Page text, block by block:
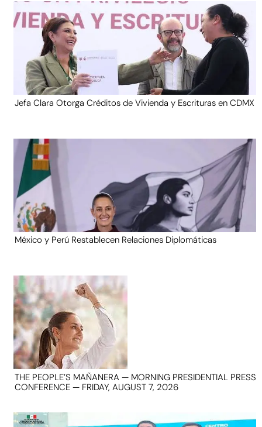
Jefa Clara Otorga Créditos de Vivienda y Escrituras en CDMX
México y Perú Restablecen Relaciones Diplomáticas
THE PEOPLE’S MAÑANERA — MORNING PRESIDENTIAL PRESS
CONFERENCE — FRIDAY, AUGUST 7, 2026